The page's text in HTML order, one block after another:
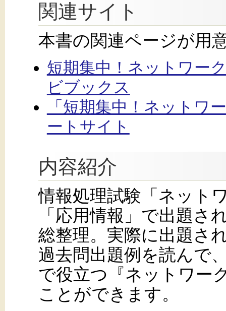
関連サイト
本書の関連ページが用
短期集中！ネットワー
ビブックス
「短期集中！ネットワ
ートサイト
内容紹介
情報処理試験「ネット
「応用情報」で出題さ
総整理。実際に出題さ
過去問出題例を読んで
で役立つ『ネットワー
ことができます。